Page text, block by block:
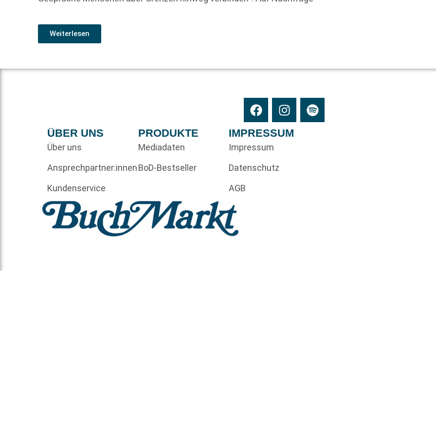
Weiterlesen
ÜBER UNS
Über uns
Ansprechpartner:innen
Kundenservice
PRODUKTE
Mediadaten
BoD-Bestseller
IMPRESSUM
Impressum
Datenschutz
AGB